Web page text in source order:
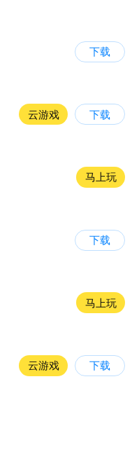
下载
云游戏 下载
马上玩
下载
马上玩
云游戏 下载